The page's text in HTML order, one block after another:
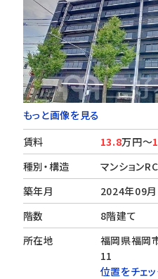
もっと画像を見る
賃料
13.8万円～
種別・構造
マンション
築年月
2024年09月
階数
8階建て
所在地
福岡県福岡
11
位置をチェ